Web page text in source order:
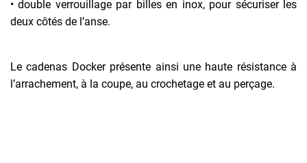
• double verrouillage par billes en inox, pour sécuriser les
deux côtés de l’anse.
Le cadenas Docker présente ainsi une haute résistance à
l’arrachement, à la coupe, au crochetage et au perçage.